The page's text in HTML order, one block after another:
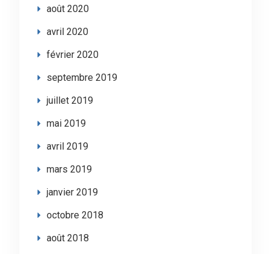
août 2020
avril 2020
février 2020
septembre 2019
juillet 2019
mai 2019
avril 2019
mars 2019
janvier 2019
octobre 2018
août 2018